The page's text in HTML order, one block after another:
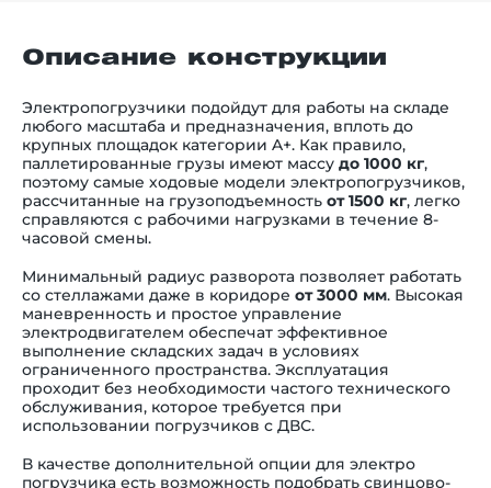
Описание конструкции
Электропогрузчики подойдут для работы на складе
любого масштаба и предназначения, вплоть до
крупных площадок категории A+. Как правило,
паллетированные грузы имеют массу до 1000 кг,
поэтому самые ходовые модели электропогрузчиков,
рассчитанные на грузоподъемность от 1500 кг, легко
справляются с рабочими нагрузками в течение 8-
часовой смены.
Минимальный радиус разворота позволяет работать
со стеллажами даже в коридоре от 3000 мм. Высокая
маневренность и простое управление
электродвигателем обеспечат эффективное
выполнение складских задач в условиях
ограниченного пространства. Эксплуатация
проходит без необходимости частого технического
обслуживания, которое требуется при
использовании погрузчиков с ДВС.
В качестве дополнительной опции для электро
погрузчика есть возможность подобрать свинцово-